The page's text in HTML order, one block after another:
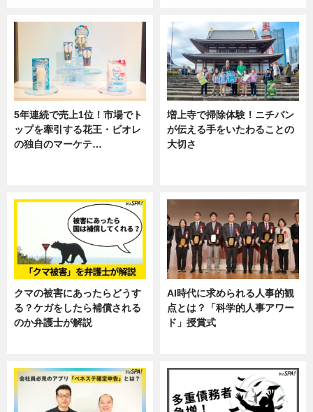
5年連続で売上1位！市場でト
ップを牽引する花王・ビオレ
の独自のマーケテ…
増上寺で掃除体験！ニチバン
が伝える手をいたわることの
大切さ
クマの被害にあったらどうす
る？ケガをしたら補償される
のか弁護士が解説
AI時代に求められる人事的観
点とは？「科学的人事アワー
ド」授賞式